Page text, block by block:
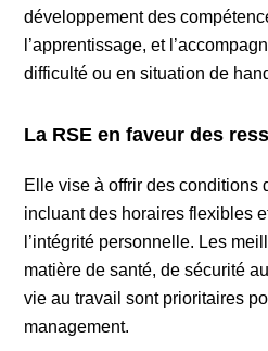
développement des
l’apprentissage, et
difficulté ou en situation de
La RSE en faveur des
Elle vise à offrir des conditions
incluant des horaires flexibles
l’intégrité personnelle. Les
matière de santé, de sécurité
vie au travail sont prioritaires
management.